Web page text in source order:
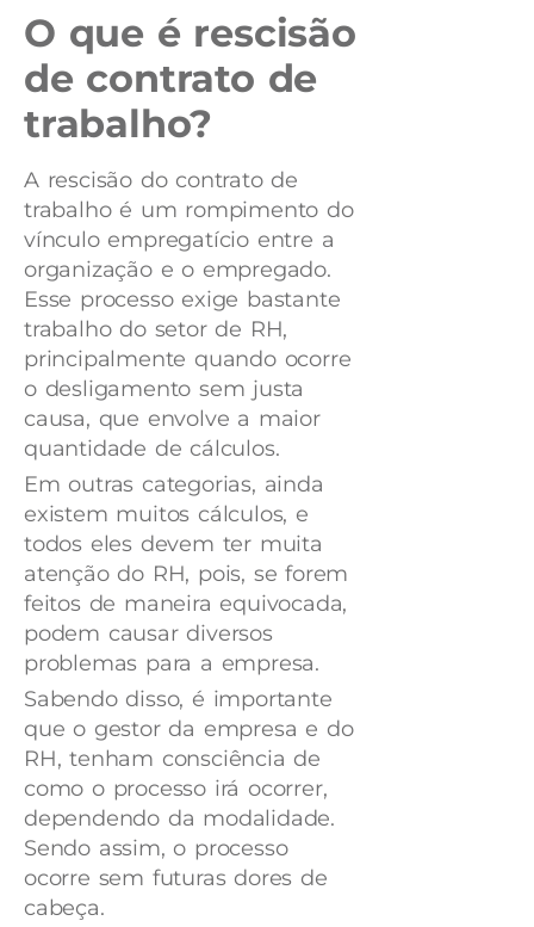
O que é rescisão
de contrato de
trabalho?
A rescisão do contrato de
trabalho é um rompimento do
vínculo empregatício entre a
organização e o empregado.
Esse processo exige bastante
trabalho do setor de RH,
principalmente quando ocorre
o desligamento sem justa
causa, que envolve a maior
quantidade de cálculos.
Em outras categorias, ainda
existem muitos cálculos, e
todos eles devem ter muita
atenção do RH, pois, se forem
feitos de maneira equivocada,
podem causar diversos
problemas para a empresa.
Sabendo disso, é importante
que o gestor da empresa e do
RH, tenham consciência de
como o processo irá ocorrer,
dependendo da modalidade.
Sendo assim, o processo
ocorre sem futuras dores de
cabeça.